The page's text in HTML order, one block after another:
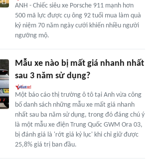
ANH - Chiếc siêu xe Porsche 911 mạnh hơn
500 mã lực được cụ ông 92 tuổi mua làm quà
kỷ niệm 70 năm ngày cưới khiến nhiều người
ngưỡng mộ.
Mẫu xe nào bị mất giá nhanh nhất
sau 3 năm sử dụng?
Một báo cáo thị trường ô tô tại Anh vừa công
bố danh sách những mẫu xe mất giá nhanh
nhất sau ba năm sử dụng, trong đó đáng chú ý
là một mẫu xe điện Trung Quốc GWM Ora 03,
bị đánh giá là 'rớt giá kỷ lục' khi chỉ giữ được
25,8% giá trị ban đầu.